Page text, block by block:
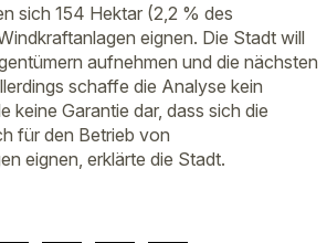
sich 154 Hektar (2,2 % des
eignen. Die Stadt will
aufnehmen und die nächsten
schaffe die Analyse kein
keine Garantie dar, dass sich die
für den Betrieb von
eignen, erklärte die Stadt.